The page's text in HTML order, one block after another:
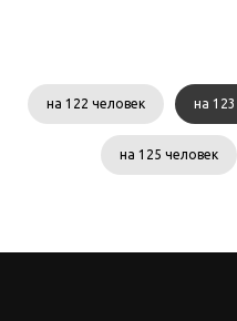
на 122 человек на
на 125 человек